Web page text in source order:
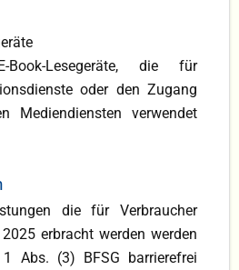
Lesegeräte, die für
oder den Zugang
Mediendiensten verwendet
die für Verbraucher
erbracht werden werden
Abs. (3) BFSG barrierefrei